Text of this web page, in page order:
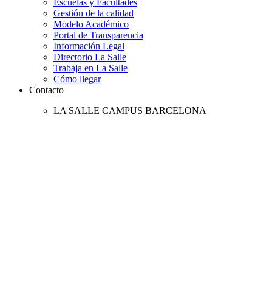
Escuelas y Facultades
Gestión de la calidad
Modelo Académico
Portal de Transparencia
Información Legal
Directorio La Salle
Trabaja en La Salle
Cómo llegar
Contacto
LA SALLE CAMPUS BARCELONA